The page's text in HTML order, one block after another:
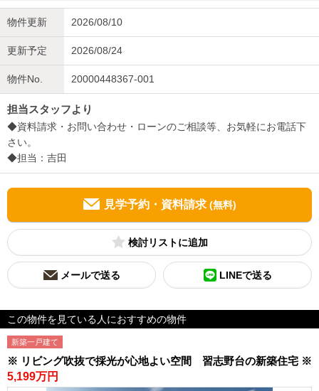
物件更新 2026/08/10
更新予定 2026/08/24
物件No. 20000448367-001
担当スタッフより
◆資料請求・お問い合わせ・ローンのご相談等、お気軽にお電話下
さい。
◆担当：吉田
見学予約・資料請求 (無料)
検討リスト
メールで送る LINEで送る
この物件を見ている人におすすめの物件
新築一戸建て
※ リビング吹抜で採光が心地よい空間 習志野台の新築住宅 ※
5,199万円